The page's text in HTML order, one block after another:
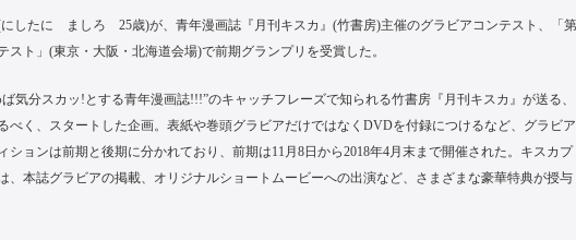
したに ましろ 25歳)が、青年漫画誌『月刊キスカ』(竹書房)主催のグラビアコンテスト、「第
スト」(東京・大阪・北海道会場)で前期グランプリを受賞した。
ば気分スカッ!とする青年漫画誌!!!”のキャッチフレーズで知られる竹書房『月刊キスカ』が送る、
べく、スタートした企画。表紙や巻頭グラビアだけではなくDVDを付録につけるなど、グラビア
ションは前期と後期に分かれており、前期は11月8日から2018年4月末まで開催された。キスカプ
、本誌グラビアの掲載、オリジナルショートムービーへの出演など、さまざまな豪華特典が授与